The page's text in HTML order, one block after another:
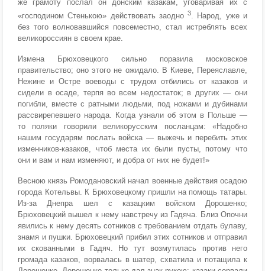
же грамоту послал он донским казакам, уговаривая их с
«господином Стенькою» действовать заодно3. Народ, уже и
без того волновавшийся повсеместно, стал истреблять всех
великороссиян в своем крае.
Измена Брюховецкого сильно поразила московское
правительство; оно этого не ожидало. В Киеве, Переяславле,
Нежине и Остре воеводы с трудом отбились от казаков и
сидели в осаде, терпя во всем недостаток; в других — они
погибли, вместе с ратными людьми, под ножами и дубинами
рассвирепевшего народа. Когда узнали об этом в Польше —
то поляки говорили великорусским посланцам: «Надобно
нашим государям послать войска — выжечь и перебить этих
изменников-казаков, чтоб места их были пусты, потому что
они и вам и нам изменяют, и добра от них не будет!»
Весною князь Ромодановский начал военные действия осадою
города Котельвы. К Брюховецкому пришли на помощь татары.
Из-за Днепра шел с казацким войском Дорошенко;
Брюховецкий вышел к нему навстречу из Гадяча. Близ Опочни
явились к нему десять сотников с требованием отдать булаву,
знамя и пушки. Брюховецкий прибил этих сотников и отправил
их скованными в Гадяч. Но тут возмутилась против него
громада казаков, ворвалась в шатер, схватила и потащила к